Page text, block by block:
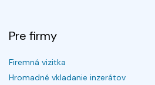
Pre firmy
Firemná vizitka
Hromadné vkladanie inzerátov